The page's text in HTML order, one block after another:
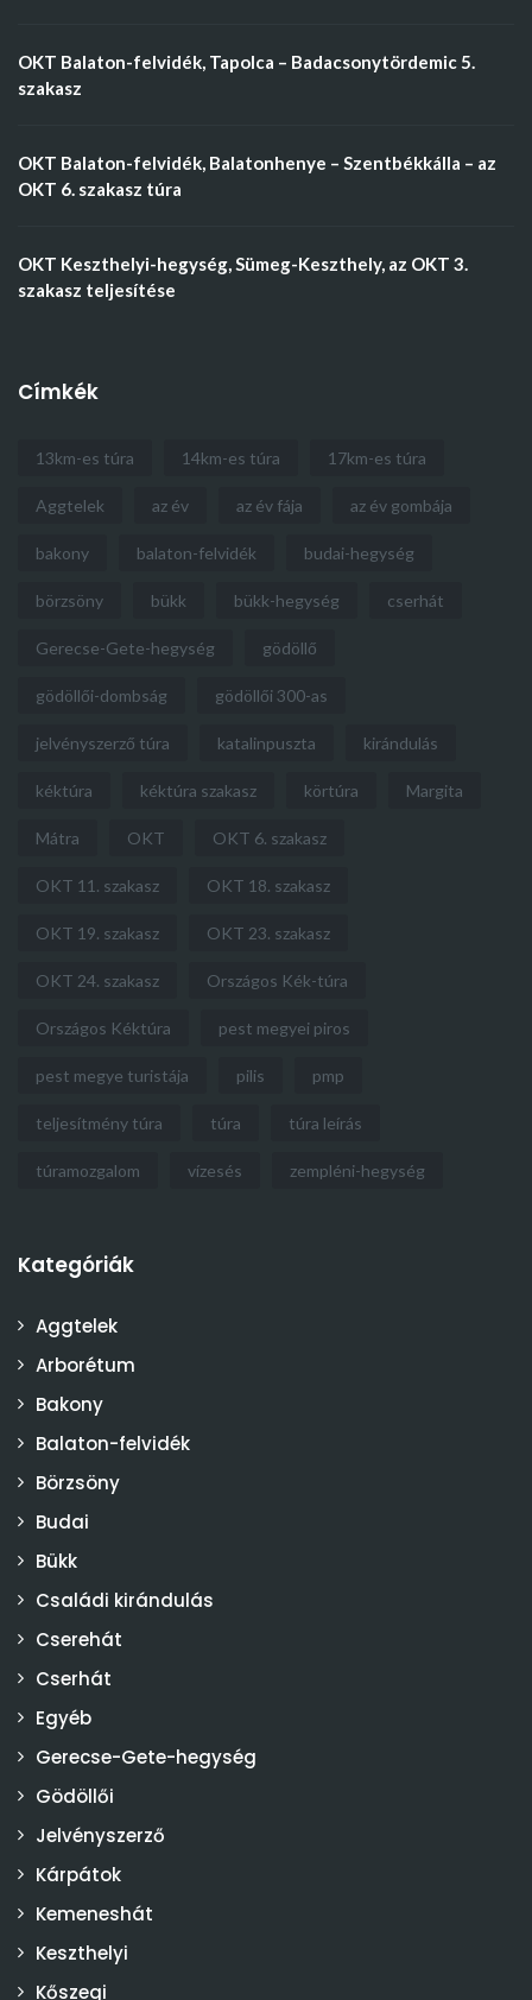
OKT Balaton-felvidék, Tapolca – Badacsonytördemic 5.
szakasz
OKT Balaton-felvidék, Balatonhenye – Szentbékkálla – az
OKT 6. szakasz túra
OKT Keszthelyi-hegység, Sümeg-Keszthely, az OKT 3.
szakasz teljesítése
Címkék
13km-es túra 14km-es túra 17km-es túra
Aggtelek az év az év fája az év gombája
bakony balaton-felvidék budai-hegység
börzsöny bükk bükk-hegység cserhát
Gerecse-Gete-hegység gödöllő
gödöllői-dombság gödöllői 300-as
jelvényszerző túra katalinpuszta kirándulás
kéktúra kéktúra szakasz körtúra Margita
Mátra OKT OKT 6. szakasz
OKT 11. szakasz OKT 18. szakasz
OKT 19. szakasz OKT 23. szakasz
OKT 24. szakasz Országos Kék-túra
Országos Kéktúra pest megyei piros
pest megye turistája pilis pmp
teljesítmény túra túra túra leírás
túramozgalom vízesés zempléni-hegység
Kategóriák
Aggtelek
Arborétum
Bakony
Balaton-felvidék
Börzsöny
Budai
Bükk
Családi kirándulás
Cserehát
Cserhát
Egyéb
Gerecse-Gete-hegység
Gödöllői
Jelvényszerző
Kárpátok
Kemeneshát
Keszthelyi
Kőszegi